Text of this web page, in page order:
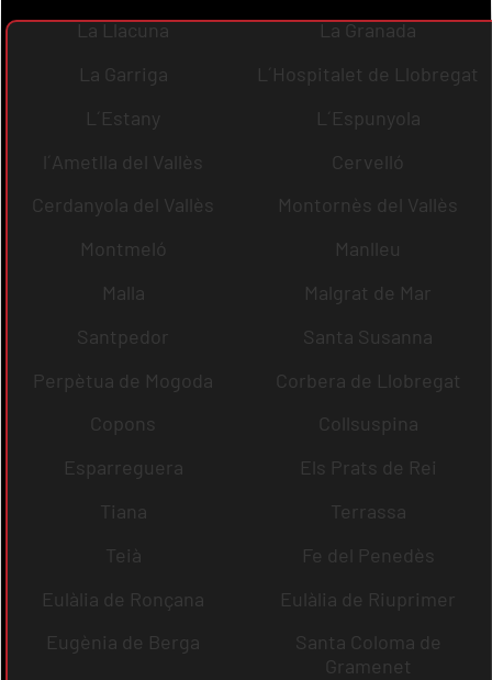
La Llacuna
La Granada
La Garriga
L´Hospitalet de Llobregat
L´Estany
L´Espunyola
l´Ametlla del Vallès
Cervelló
Cerdanyola del Vallès
Montornès del Vallès
Montmeló
Manlleu
Malla
Malgrat de Mar
Santpedor
Santa Susanna
Perpètua de Mogoda
Corbera de Llobregat
Copons
Collsuspina
Esparreguera
Els Prats de Rei
Tiana
Terrassa
Teià
Fe del Penedès
Eulàlia de Ronçana
Eulàlia de Riuprimer
Eugènia de Berga
Santa Coloma de
Gramenet